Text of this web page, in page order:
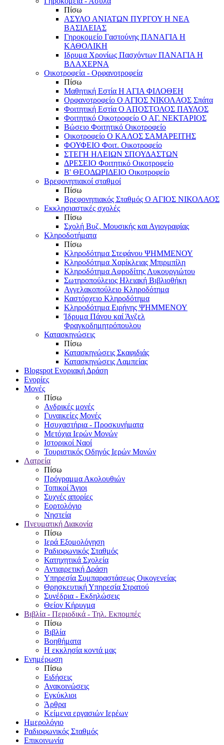
Πίσω
ΑΣΥΛΟ ΑΝΙΑΤΩΝ ΠΥΡΓΟΥ Η ΝΕΑ
ΒΑΣΙΛΕΙΑΣ
Γηροκομείο Γαστούνης ΠΑΝΑΓΙΑ Η
ΚΑΘΟΛΙΚΗ
Ιδρυμα Χρονίως Πασχόντων ΠΑΝΑΓΙΑ Η
ΒΛΑΧΕΡΝΑ
Οικοτροφεία - Ορφανοτροφεία
Πίσω
Μαθητική Εστία Η ΑΓΙΑ ΦΙΛΟΘΕΗ
Ορφανοτροφείο Ο ΑΓΙΟΣ ΝΙΚΟΛΑΟΣ Σπάτα
Φοιτητική Εστία Ο ΑΠΟΣΤΟΛΟΣ ΠΑΥΛΟΣ
Φοιτητικό Οικοτροφείο Ο ΑΓ. ΝΕΚΤΑΡΙΟΣ
Βώσειο Φοιτητικό Οικοτροφείο
Οικοτροφείο Ο ΚΑΛΟΣ ΣΑΜΑΡΕΙΤΗΣ
ΦΟΥΦΕΙΟ Φοιτ. Οικοτροφείο
ΣΤΕΓΗ ΗΛΕΙΩΝ ΣΠΟΥΔΑΣΤΩΝ
ΔΡΕΣΕΙΟ Φοιτητικό Οικοτροφείο
Β' ΘΕΟΔΩΡΙΔΕΙΟ Οικοτροφείο
Βρεφονηπιακοί σταθμοί
Πίσω
Βρεφονηπιακός Σταθμός Ο ΑΓΙΟΣ ΝΙΚΟΛΑΟΣ
Εκκλησιαστικές σχολές
Πίσω
Σχολή Βυζ. Μουσικής και Αγιογραφίας
Κληροδοτήματα
Πίσω
Κληροδότημα Στεφάνου ΨΗΜΜΕΝΟΥ
Κληροδότημα Χαρίκλειας Μπιρμπίλη
Κληροδότημα Αφροδίτης Λυκουργιώτου
Σωτηροπούλειος Ηλειακή Βιβλιοθήκη
Αγγελακοπούλειο Κληροδότημα
Καστόρχειο Κληροδότημα
Κληροδότημα Ειρήνης ΨΗΜΜΕΝΟΥ
Ίδρυμα Πάνου καί Άνζελ
Φραγκοδημητρόπουλου
Κατασκηνώσεις
Πίσω
Κατασκηνώσεις Σκαφιδιάς
Κατασκηνώσεις Λαμπείας
Blogspot Ενοριακή Δράση
Ενορίες
Μονές
Πίσω
Ανδρικές μονές
Γυναικείες Μονές
Ησυχαστήρια - Προσκυνήματα
Μετόχια Ιερών Μονών
Ιστορικοί Ναοί
Τουριστικός Οδηγός Ιερών Μονών
Λατρεία
Πίσω
Πρόγραμμα Ακολουθιών
Τοπικοί Άγιοι
Συχνές απορίες
Εορτολόγιο
Νηστεία
Πνευματική Διακονία
Πίσω
Ιερά Εξομολόγηση
Ραδιοφωνικός Σταθμός
Κατηχητικά Σχολεία
Αντιαιρετική Δράση
Υπηρεσία Συμπαραστάσεως Οικογενείας
Θρησκευτική Υπηρεσία Στρατού
Συνέδρια - Εκδηλώσεις
Θείον Κήρυγμα
Βιβλία - Περιοδικά - Τηλ. Εκπομπές
Πίσω
Βιβλία
Βοηθήματα
Η εκκλησία κοντά μας
Ενημέρωση
Πίσω
Ειδήσεις
Ανακοινώσεις
Εγκύκλιοι
Άρθρα
Κείμενα εργασιών Ιερέων
Ημερολόγιο
Ραδιοφωνικός Σταθμός
Επικοινωνία